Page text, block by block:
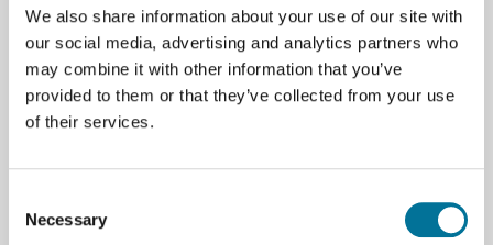
We also share information about your use of our site with
our social media, advertising and analytics partners who
may combine it with other information that you’ve
provided to them or that they’ve collected from your use
of their services.
Selection
Necessary
Zum Warenkorb hinzufügen
Seite drucken